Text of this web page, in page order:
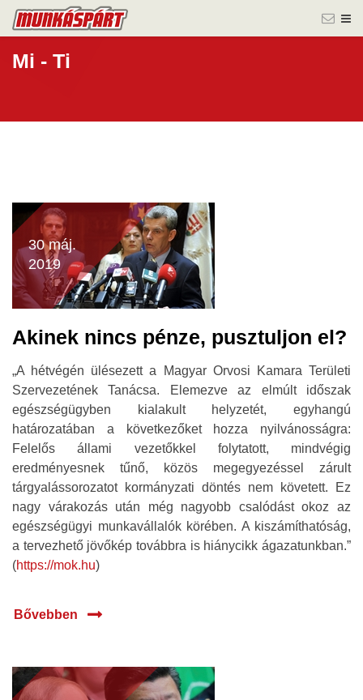
Mi - Ti
30 máj.
2019
Akinek nincs pénze, pusztuljon el?
„A hétvégén ülésezett a Magyar Orvosi Kamara Területi
Szervezetének Tanácsa. Elemezve az elmúlt időszak
egészségügyben kialakult helyzetét, egyhangú
határozatában a következőket hozza nyilvánosságra:
Felelős állami vezetőkkel folytatott, mindvégig
eredményesnek tűnő, közös megegyezéssel zárult
tárgyalássorozatot kormányzati döntés nem követett. Ez
nagy várakozás után még nagyobb csalódást okoz az
egészségügyi munkavállalók körében. A kiszámíthatóság,
a tervezhető jövőkép továbbra is hiánycikk ágazatunkban.”
(https://mok.hu)
Bővebben